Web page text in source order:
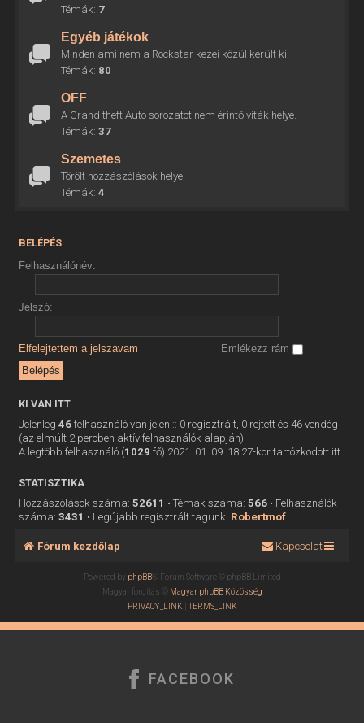
Témák: 7
Egyéb játékok
Minden ami nem a Rockstar kezei közül került ki.
Témák: 80
OFF
A Grand theft Auto sorozatot nem érintő viták helye.
Témák: 37
Szemetes
Törölt hozzászólások helye.
Témák: 4
BELÉPÉS
Felhasználónév:
Jelszó:
Elfelejtettem a jelszavam Emlékezz rám
KI VAN ITT
Jelenleg 46felhasználó van jelen :: 0 regisztrált, 0 rejtett és 46 vendég
(az elmúlt 2 percben aktív felhasználók alapján)
A legtöbb felhasználó (1029 fő) 2021. 01. 09. 18:27-kor tartózkodott itt.
STATISZTIKA
Hozzászólások száma: 52611 • Témák száma: 566• Felhasználók
száma: 3431 • Legújabb regisztrált tagunk: Robertmof
Fórum kezdőlap Kapcsolat
Powered by phpBB® Forum Software © phpBB Limited
Magyar fordítás © Magyar phpBB Közösség
PRIVACY_LINK |TERMS_LINK
FACEBOOK